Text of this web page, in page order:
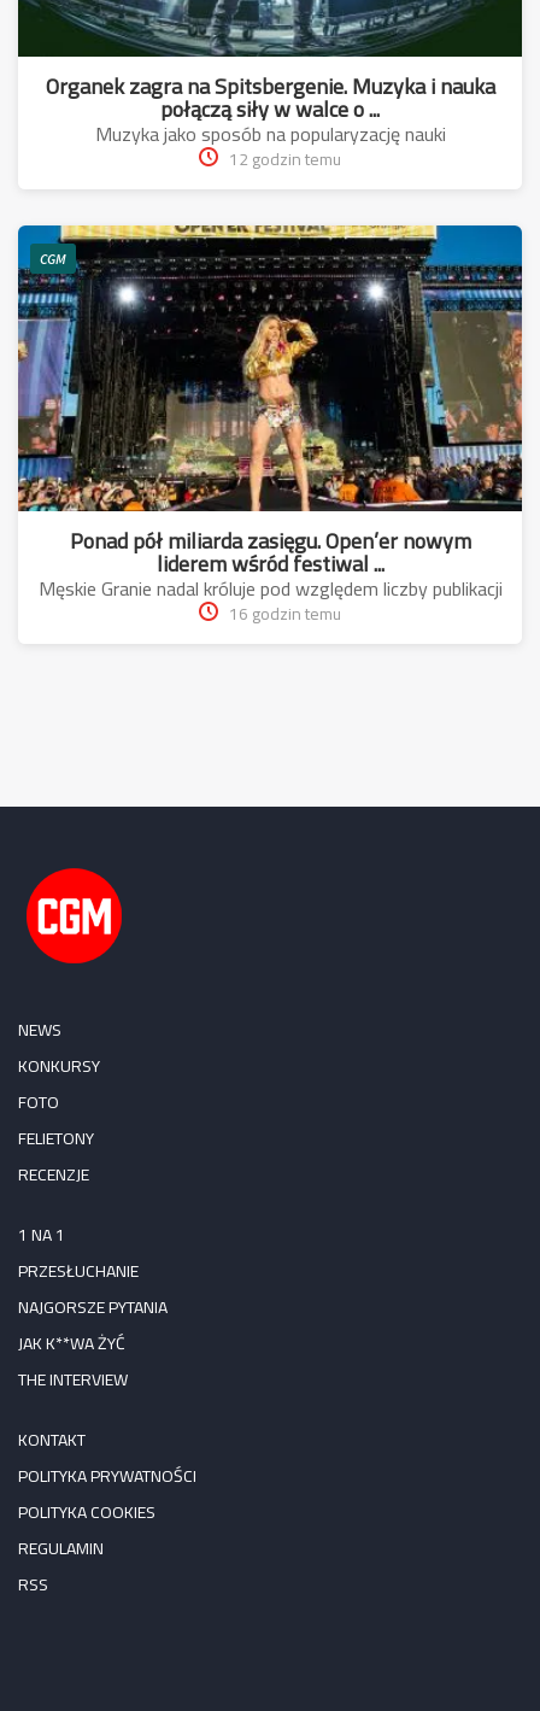
Organek zagra na Spitsbergenie. Muzyka i nauka
połączą siły w walce o ...
Muzyka jako sposób na popularyzację nauki
12 godzin temu
CGM
Ponad pół miliarda zasięgu. Open’er nowym
liderem wśród festiwal ...
Męskie Granie nadal króluje pod względem liczby publikacji
16 godzin temu
NEWS
KONKURSY
FOTO
FELIETONY
RECENZJE
1 NA 1
PRZESŁUCHANIE
NAJGORSZE PYTANIA
JAK K**WA ŻYĆ
THE INTERVIEW
KONTAKT
POLITYKA PRYWATNOŚCI
POLITYKA COOKIES
REGULAMIN
RSS